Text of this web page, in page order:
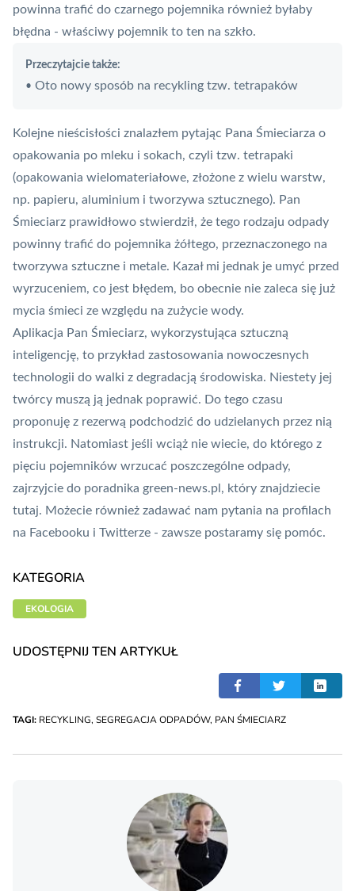
powinna trafić do czarnego pojemnika również byłaby
błędna - właściwy pojemnik to ten na szkło.
Przeczytajcie także:
• Oto nowy sposób na recykling tzw. tetrapaków
Kolejne nieścisłości znalazłem pytając Pana Śmieciarza o
opakowania po mleku i sokach, czyli tzw. tetrapaki
(opakowania wielomateriałowe, złożone z wielu warstw,
np. papieru, aluminium i tworzywa sztucznego). Pan
Śmieciarz prawidłowo stwierdził, że tego rodzaju odpady
powinny trafić do pojemnika żółtego, przeznaczonego na
tworzywa sztuczne i metale. Kazał mi jednak je umyć przed
wyrzuceniem, co jest błędem, bo obecnie nie zaleca się już
mycia śmieci ze względu na zużycie wody.
Aplikacja Pan Śmieciarz, wykorzystująca sztuczną
inteligencję, to przykład zastosowania nowoczesnych
technologii do walki z degradacją środowiska. Niestety jej
twórcy muszą ją jednak poprawić. Do tego czasu
proponuję z rezerwą podchodzić do udzielanych przez nią
instrukcji. Natomiast jeśli wciąż nie wiecie, do którego z
pięciu pojemników wrzucać poszczególne odpady,
zajrzyjcie do poradnika green-news.pl, który znajdziecie
tutaj. Możecie również zadawać nam pytania na profilach
na Facebooku i Twitterze - zawsze postaramy się pomóc.
KATEGORIA
EKOLOGIA
UDOSTĘPNIJ TEN ARTYKUŁ
TAGI: RECYKLING, SEGREGACJA ODPADÓW, PAN ŚMIECIARZ